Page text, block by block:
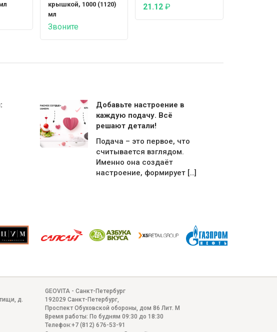
крышкой, 1000 (1120)
мл
Звоните
21.12₽
Добавьте настроение в
каждую подачу. Всё
решают детали!
Подача – это первое, что
считывается взглядом.
Именно она создаёт
настроение, формирует […]
д.
GEOVITA - Санкт-Петербург
192029 Санкт-Петербург
Проспект Обуховской обороны, дом 86 Лит. М
Время работы:По будням 09:30 до 18:30
Телефон:+7 (812) 676-53-91